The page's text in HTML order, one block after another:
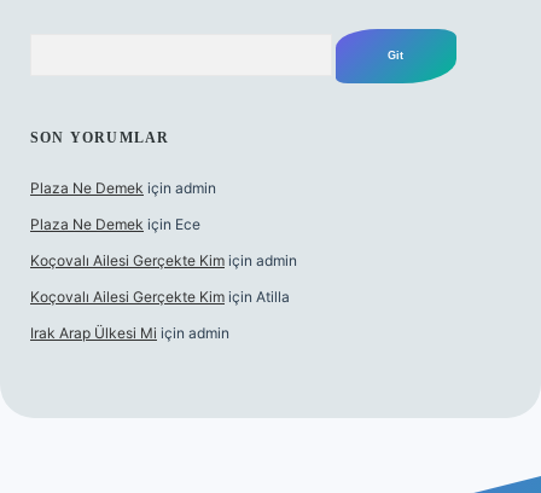
SON YORUMLAR
Plaza Ne Demek için admin
Plaza Ne Demek için Ece
Koçovalı Ailesi Gerçekte Kim için admin
Koçovalı Ailesi Gerçekte Kim için Atilla
Irak Arap Ülkesi Mi için admin